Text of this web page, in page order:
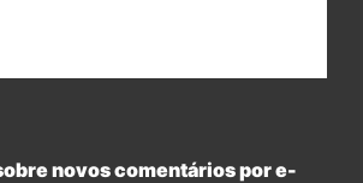
novos comentários por e-